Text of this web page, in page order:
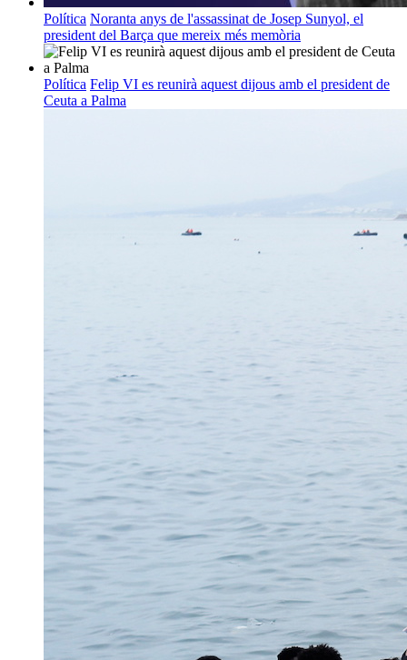
Política Noranta anys de l'assassinat de Josep Sunyol, el
president del Barça que mereix més memòria
Política Felip VI es reunirà aquest dijous amb el president de
Ceuta a Palma